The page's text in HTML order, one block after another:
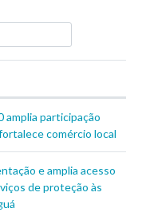
amplia participação
comércio local
e amplia acesso
de proteção às